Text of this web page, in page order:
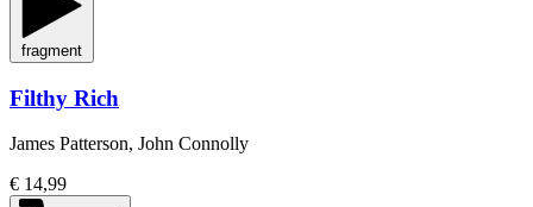
fragment
Filthy Rich
James Patterson, John Connolly
€ 14,99